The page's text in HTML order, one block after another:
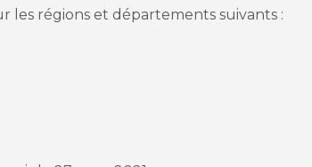
les régions et départements suivants :